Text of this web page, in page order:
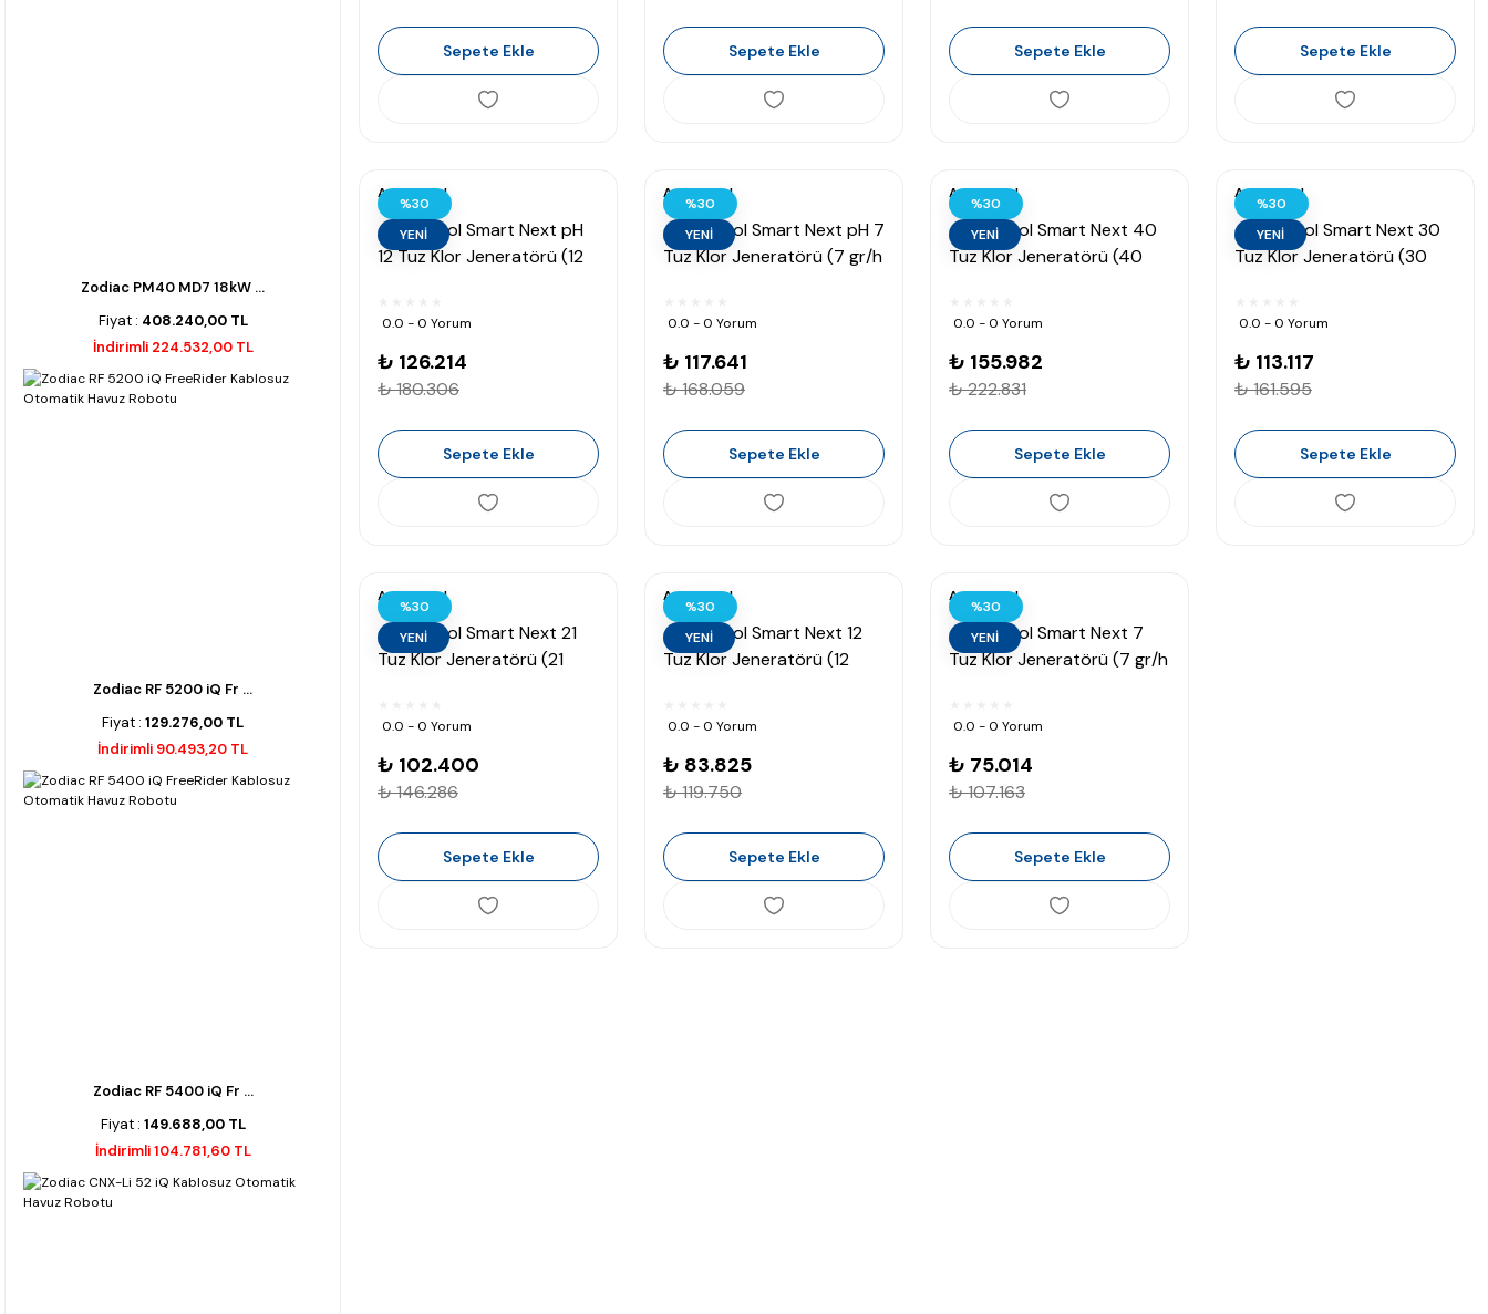
Zodiac PM40 MD7 18kW ...
Fiyat : 408.240,00 TL
İndirimli 224.532,00 TL
Zodiac RF 5200 iQ Fr ...
Fiyat : 129.276,00 TL
İndirimli 90.493,20 TL
Zodiac RF 5400 iQ Fr ...
Fiyat : 149.688,00 TL
İndirimli 104.781,60 TL
Sepete Ekle Sepete Ekle Sepete Ekle Sepete Ekle
%30
YENİ
Astralpool
AstralPool Smart Next pH
12 Tuz Klor Jeneratörü (12
0.0 - 0 Yorum
₺ 126.214
₺ 180.306
Sepete Ekle
%30
YENİ
Astralpool
AstralPool Smart Next pH 7
Tuz Klor Jeneratörü (7 gr/h
0.0 - 0 Yorum
₺ 117.641
₺ 168.059
Sepete Ekle
%30
YENİ
Astralpool
AstralPool Smart Next 40
Tuz Klor Jeneratörü (40
0.0 - 0 Yorum
₺ 155.982
₺ 222.831
Sepete Ekle
%30
YENİ
Astralpool
AstralPool Smart Next 30
Tuz Klor Jeneratörü (30
0.0 - 0 Yorum
₺ 113.117
₺ 161.595
Sepete Ekle
%30
YENİ
Astralpool
AstralPool Smart Next 21
Tuz Klor Jeneratörü (21
0.0 - 0 Yorum
₺ 102.400
₺ 146.286
Sepete Ekle
%30
YENİ
Astralpool
AstralPool Smart Next 12
Tuz Klor Jeneratörü (12
0.0 - 0 Yorum
₺ 83.825
₺ 119.750
Sepete Ekle
%30
YENİ
Astralpool
AstralPool Smart Next 7
Tuz Klor Jeneratörü (7 gr/h
0.0 - 0 Yorum
₺ 75.014
₺ 107.163
Sepete Ekle